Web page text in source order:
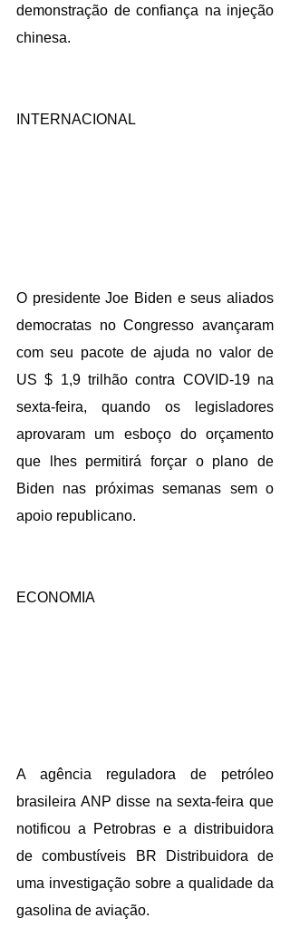
demonstração de confiança na injeção
chinesa.
INTERNACIONAL
O presidente Joe Biden e seus aliados
democratas no Congresso avançaram
com seu pacote de ajuda no valor de
US $ 1,9 trilhão contra COVID-19 na
sexta-feira, quando os legisladores
aprovaram um esboço do orçamento
que lhes permitirá forçar o plano de
Biden nas próximas semanas sem o
apoio republicano.
ECONOMIA
A agência reguladora de petróleo
brasileira ANP disse na sexta-feira que
notificou a Petrobras e a distribuidora
de combustíveis BR Distribuidora de
uma investigação sobre a qualidade da
gasolina de aviação.